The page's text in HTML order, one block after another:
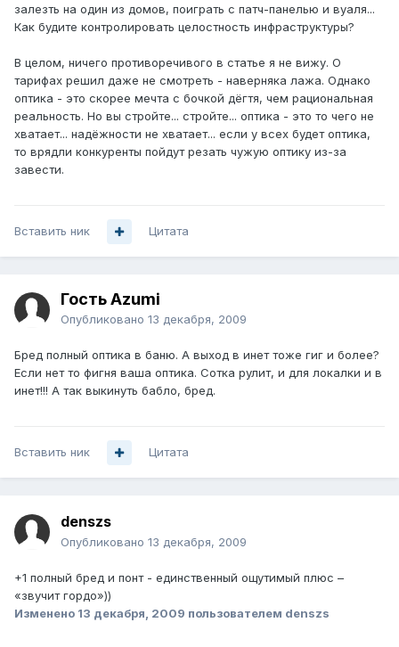
залезть на один из домов, поиграть с патч-панелью и вуаля...
Как будите контролировать целостность инфраструктуры?
В целом, ничего противоречивого в статье я не вижу. О
тарифах решил даже не смотреть - наверняка лажа. Однако
оптика - это скорее мечта с бочкой дёгтя, чем рациональная
реальность. Но вы стройте... стройте... оптика - это то чего не
хватает... надёжности не хватает... если у всех будет оптика,
то врядли конкуренты пойдут резать чужую оптику из-за
завести.
Вставить ник Цитата
Гость Azumi
Опубликовано 13 декабря, 2009
Бред полный оптика в баню. А выход в инет тоже гиг и более?
Если нет то фигня ваша оптика. Сотка рулит, и для локалки и в
инет!!! А так выкинуть бабло, бред.
Вставить ник Цитата
denszs
Опубликовано 13 декабря, 2009
+1 полный бред и понт - единственный ощутимый плюс –
«звучит гордо»))
Изменено 13 декабря, 2009 пользователем denszs